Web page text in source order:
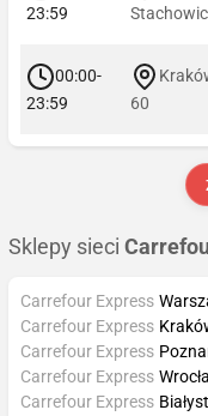
23:59
00:00-
23:59
60
Sklepy sieci
Carrefour Express
Carrefour Express
Carrefour Express
Carrefour Express
Carrefour Express